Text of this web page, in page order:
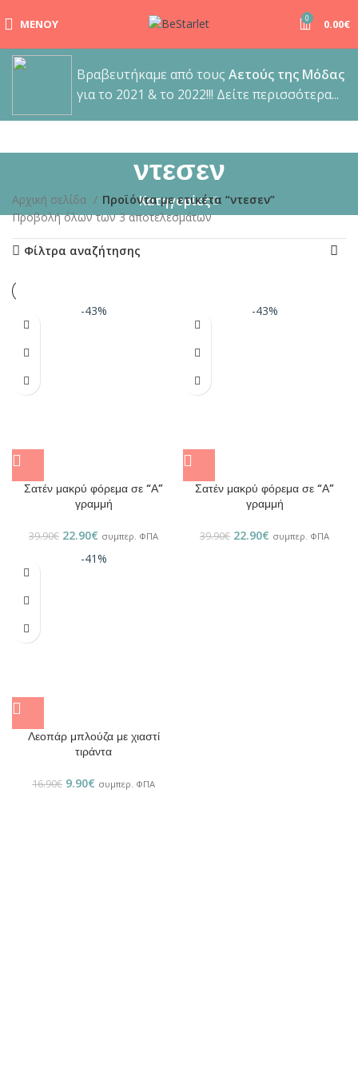
ΜΕΝΟΎ 0 0.00€
Βραβευτήκαμε από τους Αετούς της Μόδας
για το 2021 & το 2022!!! Δείτε περισσότερα...
ντεσεν
Κατηγορίες
Αρχική σελίδα
Προϊόντα με ετικέτα “ντεσεν”
Προβολή όλων των 3 αποτελεσμάτων
Φίλτρα αναζήτησης
-43%
Σατέν μακρύ φόρεμα σε “Α”
γραμμή
39.90€ 22.90€ συμπερ. ΦΠΑ
-43%
Σατέν μακρύ φόρεμα σε “Α”
γραμμή
39.90€ 22.90€ συμπερ. ΦΠΑ
-41%
Λεοπάρ μπλούζα με χιαστί
τιράντα
16.90€ 9.90€ συμπερ. ΦΠΑ